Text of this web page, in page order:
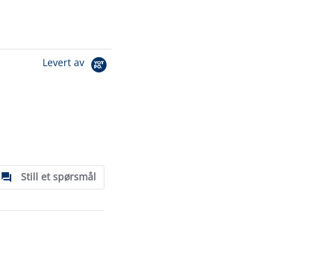
Levert av
Still et spørsmål